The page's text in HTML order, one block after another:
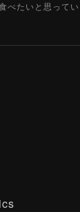
べたいと思って